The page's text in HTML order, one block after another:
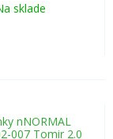
sklade
nNORMAL
007 Tomir 2.0